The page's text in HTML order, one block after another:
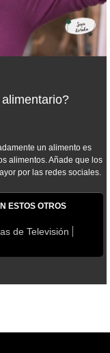
un alimento es
alimentos. Añade que los
por las redes sociales.
ESTOS OTROS
de Televisión